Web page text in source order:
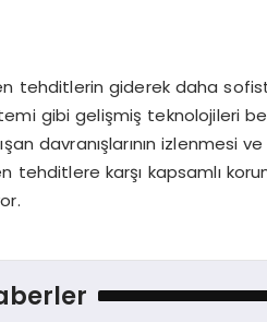
tehditlerin giderek daha
gibi gelişmiş teknolojileri
davranışlarının izlenmesi
tehditlere karşı kapsamlı